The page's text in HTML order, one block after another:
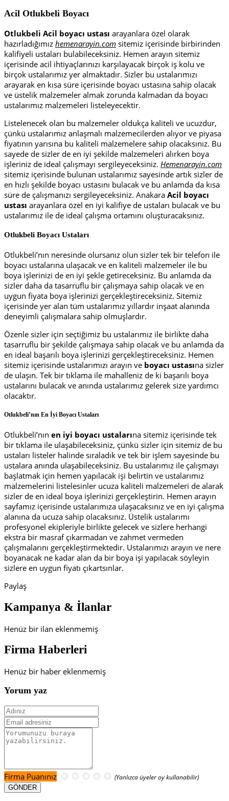
Acil Otlukbeli Boyacı
Otlukbeli Acil boyacı ustası arayanlara özel olarak
hazırladığımız hemenarayin.com sitemiz içerisinde birbirinden
kalifiyeli ustaları bulabileceksiniz. Hemen arayın sitemiz
içerisinde acil ihtiyaçlarınızı karşılayacak birçok iş kolu ve
birçok ustalarımız yer almaktadır. Sizler bu ustalarımızı
arayarak en kısa süre içerisinde boyacı ustasına sahip olacak
ve üstelik malzemeler almak zorunda kalmadan da boyacı
ustalarımız malzemeleri listeleyecektir.
Listelenecek olan bu malzemeler oldukça kaliteli ve ucuzdur,
çünkü ustalarımız anlaşmalı malzemecilerden alıyor ve piyasa
fiyatının yarısına bu kaliteli malzemelere sahip olacaksınız. Bu
sayede de sizler de en iyi şekilde malzemeleri alırken boya
işleriniz de ideal çalışmayı sergileyeceksiniz. Hemenarayin.com
sitemiz içerisinde bulunan ustalarımız sayesinde artık sizler de
en hızlı şekilde boyacı ustasını bulacak ve bu anlamda da kısa
süre de çalışmanızı sergileyeceksiniz. Anakara Acil boyacı
ustası arayanlara özel en iyi kalifiye de ustaları bulacak ve bu
ustalarımız ile de ideal çalışma ortamını oluşturacaksınız.
Otlukbeli Boyacı Ustaları
Otlukbeli’nın neresinde olursanız olun sizler tek bir telefon ile
boyacı ustalarına ulaşacak ve en kaliteli malzemeler ile bu
boya işlerinizi de en iyi şekle getireceksiniz. Bu anlamda da
sizler daha da tasarruflu bir çalışmaya sahip olacak ve en
uygun fiyata boya işlerinizi gerçekleştireceksiniz. Sitemiz
içerisinde yer alan tüm ustalarımız yıllardır inşaat alanında
deneyimli çalışmalara sahip olmuşlardır.
Özenle sizler için seçtiğimiz bu ustalarımız ile birlikte daha
tasarruflu bir şekilde çalışmaya sahip olacak ve bu anlamda da
en ideal başarılı boya işlerinizi gerçekleştireceksiniz. Hemen
sitemiz içerisinde ustalarımızı arayın ve boyacı ustasına sizler
de ulaşın. Tek bir tıklama ile mahalleniz de ki başarılı boya
ustalarını bulacak ve anında ustalarımız gelerek size yardımcı
olacaktır.
Otlukbeli’nın En İyi Boyacı Ustaları
Otlukbeli’nın en iyi boyacı ustalarına sitemiz içerisinde tek
bir tıklama ile ulaşabileceksiniz, çünkü sizler için sitemiz de bu
ustaları listeler halinde sıraladık ve tek bir işlem sayesinde bu
ustalara anında ulaşabileceksiniz. Bu ustalarımız ile çalışmayı
başlatmak için hemen yapılacak işi belirtin ve ustalarımız
malzemelerini listelesinler ucuza kaliteli malzemeleri de alarak
sizler de en ideal boya işlerinizi gerçekleştirin. Hemen arayın
sayfamız içerisinde ustalarımıza ulaşacaksınız ve en iyi çalışma
alanına da ucuza sahip olacaksınız. Üstelik ustalarımı
profesyonel ekipleriyle birlikte gelecek ve sizlere herhangi
ekstra bir masraf çıkarmadan ve zahmet vermeden
çalışmalarını gerçekleştirmektedir. Ustalarımızı arayın ve nere
boyanacak ne kadar alan da bir boya işi yapılacak söyleyin
sizlere en uygun fiyatı çıkartsınlar.
Paylaş
Kampanya & İlanlar
Henüz bir ilan eklenmemiş
Firma Haberleri
Henüz bir haber eklenmemiş
Yorum yaz
Firma Puanınız (Yanlızca üyeler oy kullanabilir)